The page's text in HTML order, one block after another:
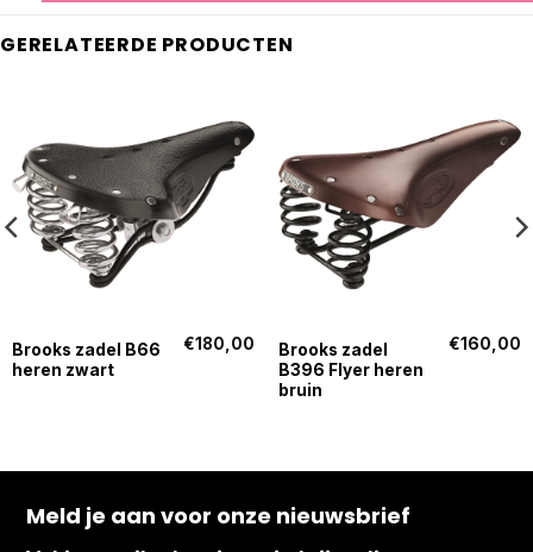
GERELATEERDE PRODUCTEN
Brooks zadel B66
heren zwart
€180,00
Brooks zadel
B396 Flyer heren
bruin
€160,00
Meld je aan voor onze nieuwsbrief